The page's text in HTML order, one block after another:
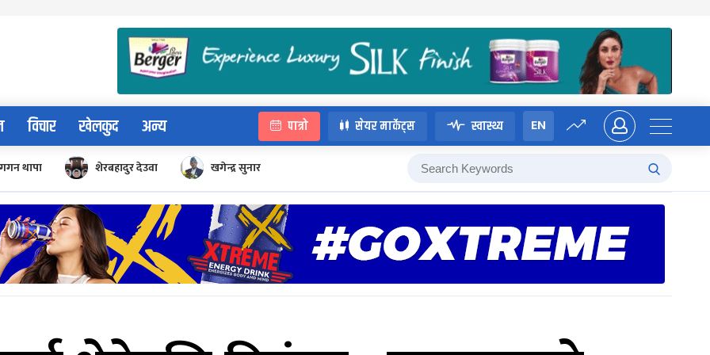
विचार खेलकुद अन्य पात्रो सेयर मार्केट्स स्वास्थ्य EN
गगन थापा शेरबहादुर देउवा खगेन्द्र सुनार